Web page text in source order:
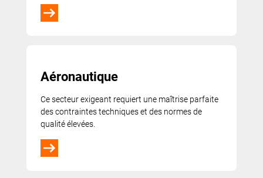
Aéronautique
Ce secteur exigeant requiert une maîtrise parfaite
des contraintes techniques et des normes de
qualité élevées.